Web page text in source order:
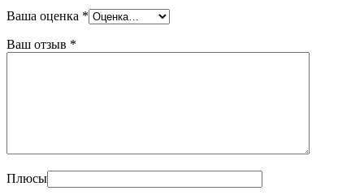
Ваша оценка *
Ваш отзыв *
Плюсы